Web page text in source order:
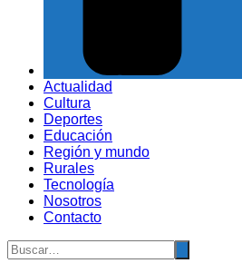
Actualidad
Cultura
Deportes
Educación
Región y mundo
Rurales
Tecnología
Nosotros
Contacto